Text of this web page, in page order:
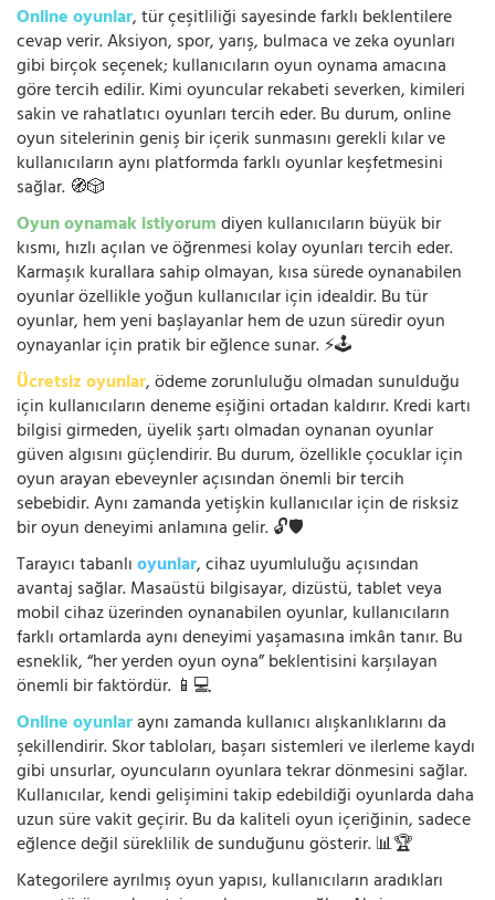
Online oyunlar, tür çeşitliliği sayesinde farklı beklentilere
cevap verir. Aksiyon, spor, yarış, bulmaca ve zeka oyunları
gibi birçok seçenek; kullanıcıların oyun oynama amacına
göre tercih edilir. Kimi oyuncular rekabeti severken, kimileri
sakin ve rahatlatıcı oyunları tercih eder. Bu durum, online
oyun sitelerinin geniş bir içerik sunmasını gerekli kılar ve
kullanıcıların aynı platformda farklı oyunlar keşfetmesini
sağlar. 🧭🎲
Oyun oynamak istiyorumdiyen kullanıcıların büyük bir
kısmı, hızlı açılan ve öğrenmesi kolay oyunları tercih eder.
Karmaşık kurallara sahip olmayan, kısa sürede oynanabilen
oyunlar özellikle yoğun kullanıcılar için idealdir. Bu tür
oyunlar, hem yeni başlayanlar hem de uzun süredir oyun
oynayanlar için pratik bir eğlence sunar. ⚡🕹️
Ücretsiz oyunlar, ödeme zorunluluğu olmadan sunulduğu
için kullanıcıların deneme eşiğini ortadan kaldırır. Kredi kartı
bilgisi girmeden, üyelik şartı olmadan oynanan oyunlar
güven algısını güçlendirir. Bu durum, özellikle çocuklar için
oyun arayan ebeveynler açısından önemli bir tercih
sebebidir. Aynı zamanda yetişkin kullanıcılar için de risksiz
bir oyun deneyimi anlamına gelir. 🔓🛡️
Tarayıcı tabanlıoyunlar, cihaz uyumluluğu açısından
avantaj sağlar. Masaüstü bilgisayar, dizüstü, tablet veya
mobil cihaz üzerinden oynanabilen oyunlar, kullanıcıların
farklı ortamlarda aynı deneyimi yaşamasına imkân tanır. Bu
esneklik, “her yerden oyun oyna” beklentisini karşılayan
önemli bir faktördür. 📱💻
Online oyunlaraynı zamanda kullanıcı alışkanlıklarını da
şekillendirir. Skor tabloları, başarı sistemleri ve ilerleme kaydı
gibi unsurlar, oyuncuların oyunlara tekrar dönmesini sağlar.
Kullanıcılar, kendi gelişimini takip edebildiği oyunlarda daha
uzun süre vakit geçirir. Bu da kaliteli oyun içeriğinin, sadece
eğlence değil süreklilik de sunduğunu gösterir. 📊🏆
Kategorilere ayrılmış oyun yapısı, kullanıcıların aradıkları